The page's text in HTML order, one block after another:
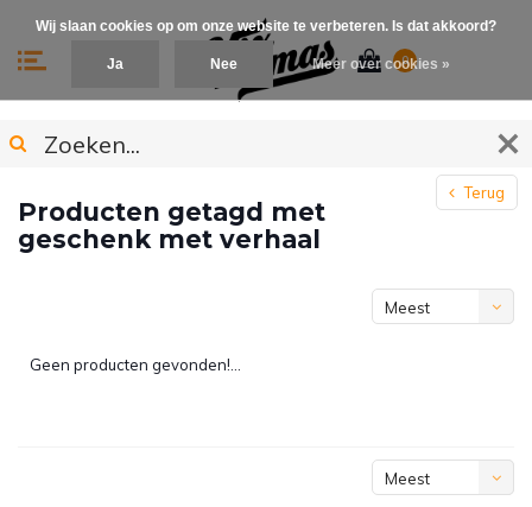
0
Terug
Producten getagd met
geschenk met verhaal
Meest
Geen producten gevonden!...
Meest
Wij slaan cookies op om onze website te verbeteren. Is dat akkoord?
Ja Nee Meer over cookies »